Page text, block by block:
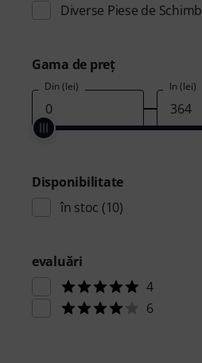
Diverse Piese de Schimb
Gama de preţ
Din (lei) În (lei)
Disponibilitate
în stoc (10)
evaluări
4
6